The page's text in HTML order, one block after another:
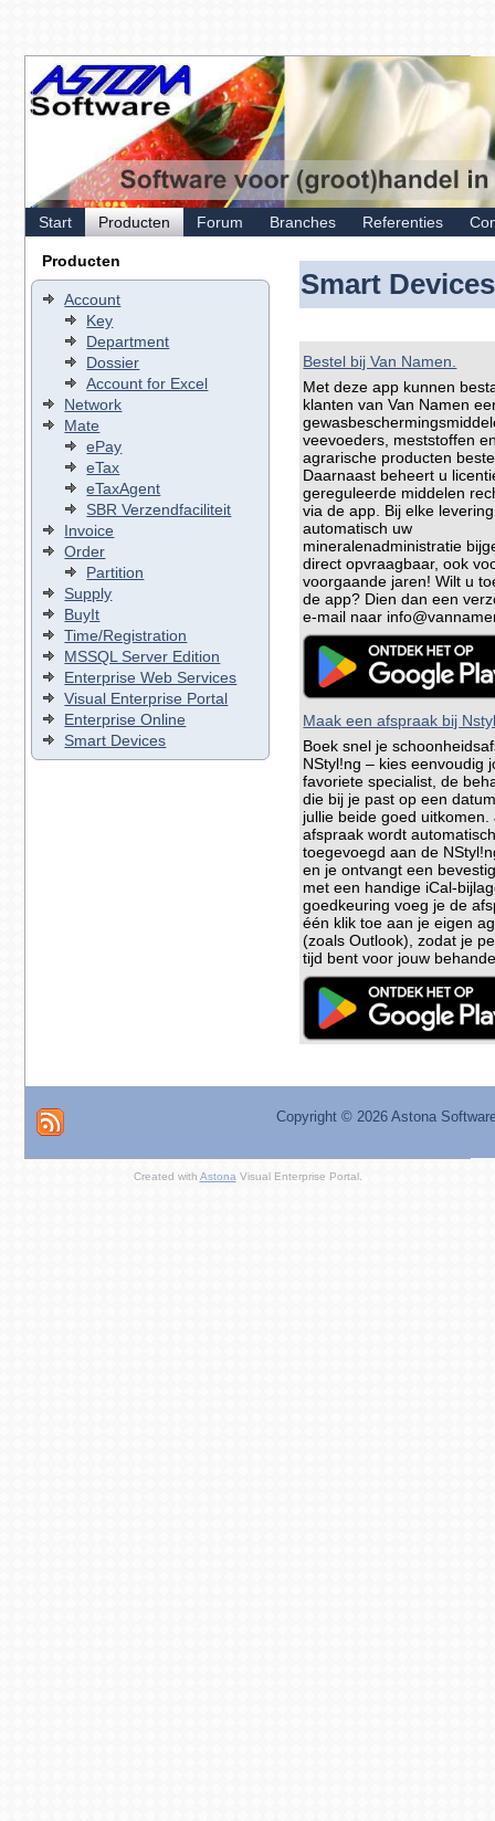
Start Producten Forum Branches Referenties
Producten
Account
Key
Department
Dossier
Account for Excel
Network
Mate
ePay
eTax
eTaxAgent
SBR Verzendfaciliteit
Invoice
Order
Partition
Supply
BuyIt
Time/Registration
MSSQL Server Edition
Enterprise Web Services
Visual Enterprise Portal
Enterprise Online
Smart Devices
Smart Devices
Bestel bij Van Namen.
Met deze app kunnen
klanten van Van Namen
veevoeders, meststoffen
agrarische producten
Daarnaast beheert u
gereguleerde middelen
via de app. Bij elke
automatisch uw
mineralenadministratie
direct opvraagbaar, ook
voorgaande jaren! Wilt u
de app? Dien dan een
e-mail naar
Maak een afspraak bij
Boek snel je
NStyl!ng – kies eenvoudig
favoriete specialist, de
die bij je past op een
jullie beide goed uitkomen.
afspraak wordt
toegevoegd aan de
en je ontvangt een
met een handige iCal-
goedkeuring voeg je de
één klik toe aan je eigen
(zoals Outlook), zodat je
tijd bent voor jouw
Copyright © 2026 Astona
Created with Astona Visual Enterprise Portal.